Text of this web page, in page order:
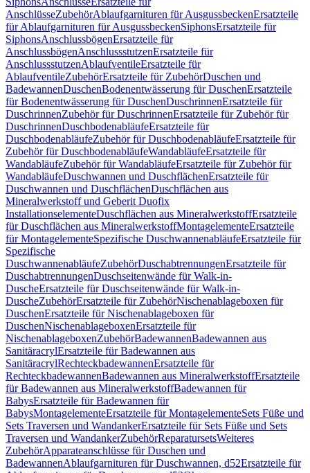
AnschlüsseZubehörAblaufgarnituren für AusgussbeckenErsatzteile
für Ablaufgarnituren für AusgussbeckenSiphonsErsatzteile für
SiphonsAnschlussbögenErsatzteile für
AnschlussbögenAnschlussstutzenErsatzteile für
AnschlussstutzenAblaufventileErsatzteile für
AblaufventileZubehörErsatzteile für ZubehörDuschen und
BadewannenDuschenBodenentwässerung für DuschenErsatzteile
für Bodenentwässerung für DuschenDuschrinnenErsatzteile für
DuschrinnenZubehör für DuschrinnenErsatzteile für Zubehör für
DuschrinnenDuschbodenabläufeErsatzteile für
DuschbodenabläufeZubehör für DuschbodenabläufeErsatzteile für
Zubehör für DuschbodenabläufeWandabläufeErsatzteile für
WandabläufeZubehör für WandabläufeErsatzteile für Zubehör für
WandabläufeDuschwannen und DuschflächenErsatzteile für
Duschwannen und DuschflächenDuschflächen aus
Mineralwerkstoff und Geberit Duofix
InstallationselementeDuschflächen aus MineralwerkstoffErsatzteile
für Duschflächen aus MineralwerkstoffMontagelementeErsatzteile
für MontagelementeSpezifische DuschwannenabläufeErsatzteile für
Spezifische
DuschwannenabläufeZubehörDuschabtrennungenErsatzteile für
DuschabtrennungenDuschseitenwände für Walk-in-
DuscheErsatzteile für Duschseitenwände für Walk-in-
DuscheZubehörErsatzteile für ZubehörNischenablageboxen für
DuschenErsatzteile für Nischenablageboxen für
DuschenNischenablageboxenErsatzteile für
NischenablageboxenZubehörBadewannenBadewannen aus
SanitäracrylErsatzteile für Badewannen aus
SanitäracrylRechteckbadewannenErsatzteile für
RechteckbadewannenBadewannen aus MineralwerkstoffErsatzteile
für Badewannen aus MineralwerkstoffBadewannen für
BabysErsatzteile für Badewannen für
BabysMontagelementeErsatzteile für MontagelementeSets Füße und
Sets Traversen und WandankerErsatzteile für Sets Füße und Sets
Traversen und WandankerZubehörReparatursetsWeiteres
ZubehörApparateanschlüsse für Duschen und
BadewannenAblaufgarnituren für Duschwannen, d52Ersatzteile für